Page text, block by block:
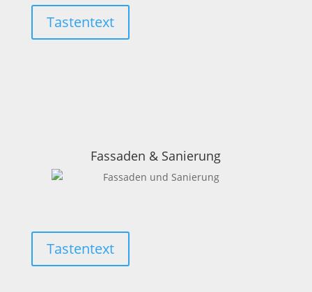
Tastentext
Fassaden & Sanierung
Tastentext